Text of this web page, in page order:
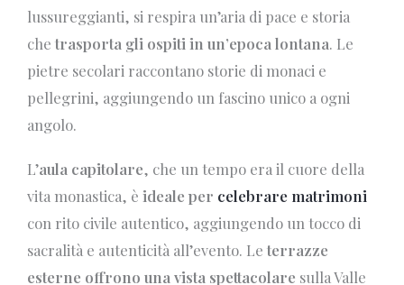
lussureggianti, si respira un’aria di pace e storia
che trasporta gli ospiti in un’epoca lontana. Le
pietre secolari raccontano storie di monaci e
pellegrini, aggiungendo un fascino unico a ogni
angolo.
L’aula capitolare, che un tempo era il cuore della
vita monastica, è ideale per celebrare matrimoni
con rito civile autentico, aggiungendo un tocco di
sacralità e autenticità all’evento. Le terrazze
esterne offrono una vista spettacolare sulla Valle